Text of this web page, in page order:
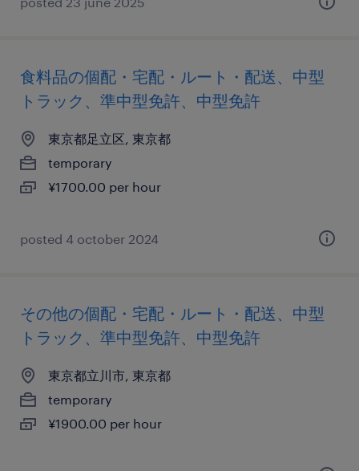
食料品の個配・宅配・ルート・配送、中型
トラック、準中型免許、中型免許
東京都足立区, 東京都
temporary
¥1700.00 per hour
posted 4 october 2024
その他の個配・宅配・ルート・配送、中型
トラック、準中型免許、中型免許
東京都立川市, 東京都
temporary
¥1900.00 per hour